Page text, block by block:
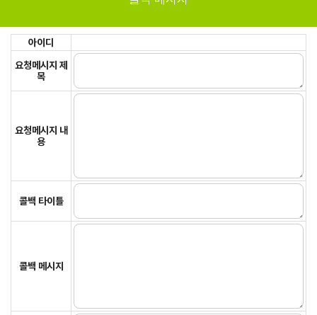
아이디
요청메시지 제
목
요청메시지 내
용
콜백 타이틀
콜백 메시지